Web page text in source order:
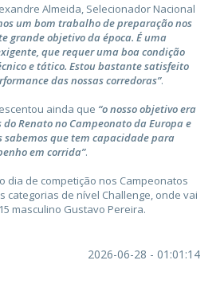
Almeida, Selecionador Nacional
um bom trabalho de preparação nos
grande objetivo da época. É uma
que requer uma boa condição
e tático. Estou bastante satisfeito
das nossas corredoras”.
ainda que “o nosso objetivo era
Renato no Campeonato da Europa e
sabemos que tem capacidade para
em corrida”.
dia de competição nos Campeonatos
categorias de nível Challenge, onde vai
masculino Gustavo Pereira.
2026-06-28 - 01:01:14